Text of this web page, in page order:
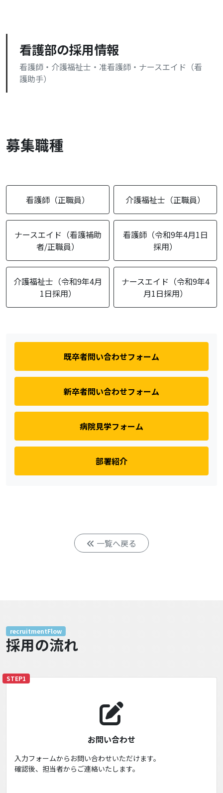
看護部の採用情報
看護師・介護福祉士・准看護師・ナースエイド（看
護助手）
募集職種
看護師（正職員） 介護福祉士（正職員）
ナースエイド（看護補助
者/正職員）
看護師（令和9年4月1日
採用）
介護福祉士（令和9年4月
1日採用）
ナースエイド（令和9年4
月1日採用）
既卒者問い合わせフォーム
新卒者問い合わせフォーム
病院見学フォーム
部署紹介
一覧へ戻る
recruitmentFlow
採用の流れ
STEP1
お問い合わせ
入力フォームからお問い合わせいただけます。
確認後、担当者からご連絡いたします。